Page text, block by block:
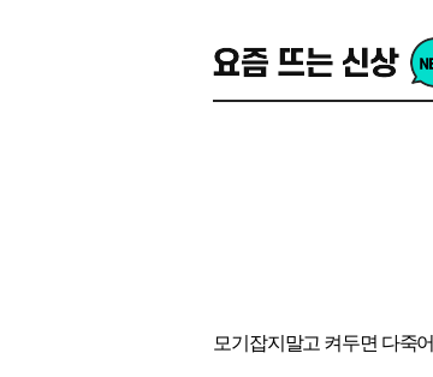
모기잡지말고 켜두면 다죽어